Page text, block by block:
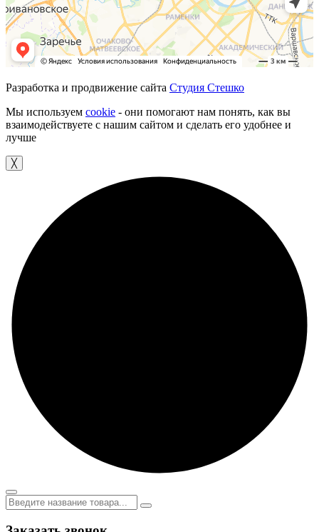
Разработка и продвижение сайта Студия Стешко
Мы используем cookie - они помогают нам понять, как вы
взаимодействуете с нашим сайтом и сделать его удобнее и
лучше
╳